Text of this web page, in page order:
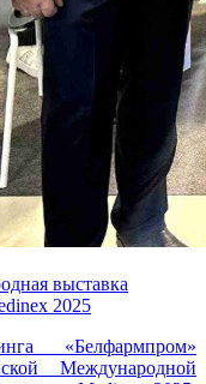
выставка
2025
«Белфармпром»
Международной